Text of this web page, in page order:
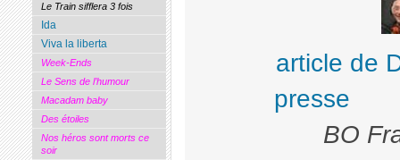
article de
presse
BO
Le Train sifflera 3 fois
Ida
Viva la liberta
Week-Ends
Le Sens de l’humour
Macadam baby
Des étoiles
Nos héros sont morts ce
soir